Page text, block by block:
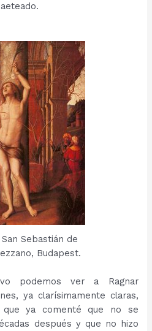
Sebastián de
Budapest.
podemos ver a Ragnar
ya clarísimamente claras,
que ya comenté que no se
después y que no hizo